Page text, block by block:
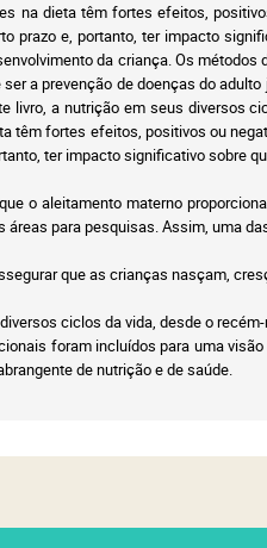
na dieta têm fortes efeitos,
prazo e, portanto, ter impacto
da criança. Os
a prevenção de doenças do
livro, a nutrição em seus diversos
têm fortes efeitos, positivos ou
ter impacto significativo sobre
o aleitamento materno
para pesquisas. Assim, uma
que as crianças nasçam,
ciclos da vida, desde o
foram incluídos para uma
de nutrição e de saúde.